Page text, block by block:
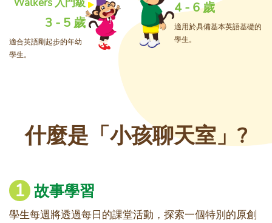
Walkers 入門級
3 - 5 歲
適合英語剛起步的年幼
學生。
4 - 6 歲
適用於具備基本英語基礎的
學生。
什麼是「小孩聊天室」?
1 故事學習
學生每週將透過每日的課堂活動，探索一個特別的原創